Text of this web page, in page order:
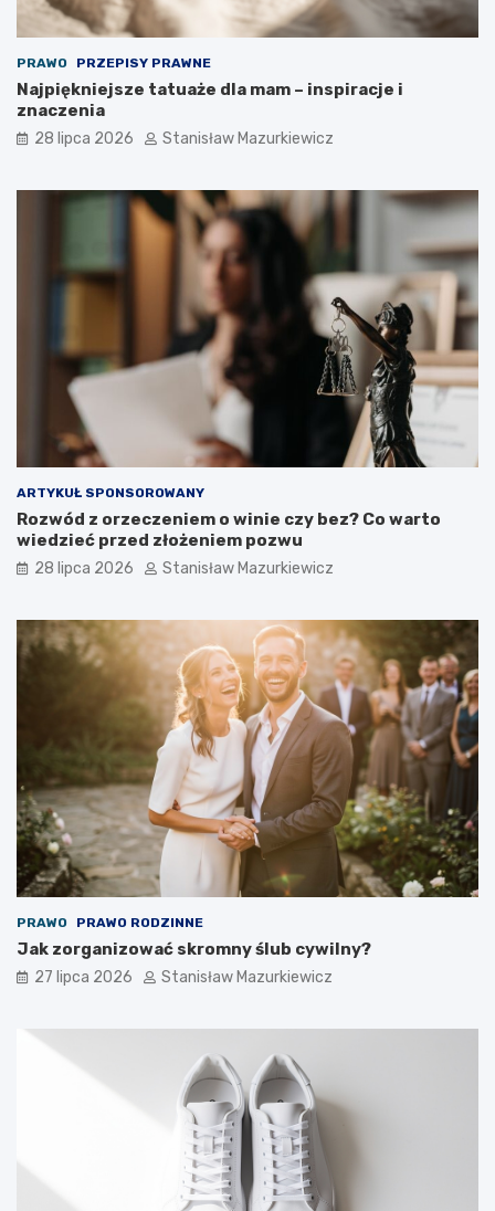
PRAWO PRZEPISY PRAWNE
Najpiękniejsze tatuaże dla mam – inspiracje i
znaczenia
28 lipca 2026 Stanisław Mazurkiewicz
ARTYKUŁ SPONSOROWANY
Rozwód z orzeczeniem o winie czy bez? Co warto
wiedzieć przed złożeniem pozwu
28 lipca 2026 Stanisław Mazurkiewicz
PRAWO PRAWO RODZINNE
Jak zorganizować skromny ślub cywilny?
27 lipca 2026 Stanisław Mazurkiewicz